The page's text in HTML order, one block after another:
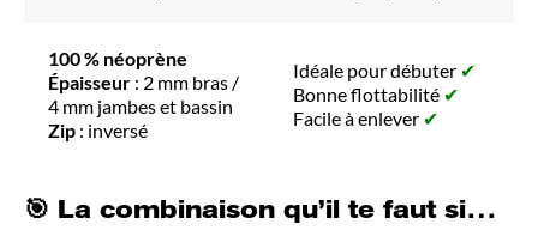
100 % néoprène
Épaisseur : 2 mm bras /
4 mm jambes et bassin
Zip : inversé
Idéale pour débuter ✔
Bonne flottabilité ✔
Facile à enlever ✔
🎯 La combinaison qu’il te faut si…